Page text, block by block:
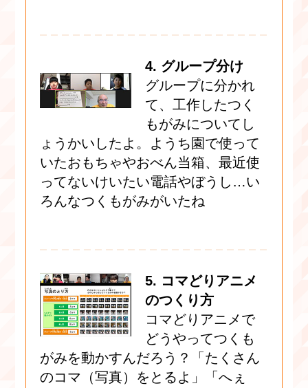
4. グループ分け
グループに分かれ
て、工作したつく
もがみについてし
ょうかいしたよ。ようち園で使って
いたおもちゃやおべん当箱、最近使
ってないけいたい電話やぼうし…い
ろんなつくもがみがいたね
5. コマどりアニメ
のつくり方
コマどりアニメで
どうやってつくも
がみを動かすんだろう？「たくさん
のコマ（写真）をとるよ」「へぇ